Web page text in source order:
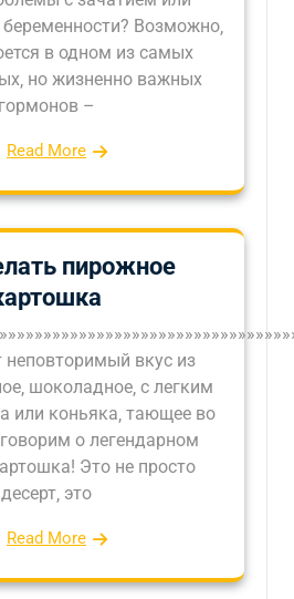
Возможно‚
в одном из самых
но жизненно важных
гормонов –
Read More
пирожное
неповторимый вкус из
шоколадное‚ с легким
или коньяка‚ тающее во
о легендарном
Это не просто
десерт‚ это
Read More